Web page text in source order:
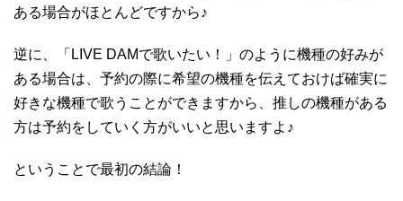
ある場合がほとんどですから♪
逆に、「LIVE DAMで歌いたい！」のように機種の好みが
ある場合は、予約の際に希望の機種を伝えておけば確実に
好きな機種で歌うことができますから、推しの機種がある
方は予約をしていく方がいいと思いますよ♪
ということで最初の結論！